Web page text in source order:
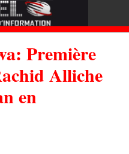
Première
Alliche
en